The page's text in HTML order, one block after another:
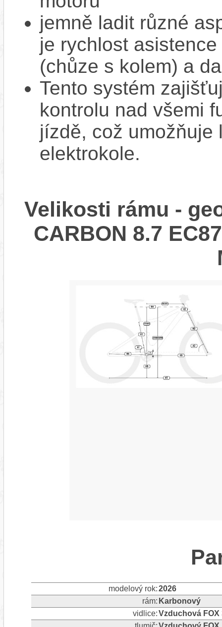
jemně ladit různé
je rychlost
(chůze s kolem) a
Tento systém
kontrolu nad všemi
jízdě, což
elektrokole.
Velikosti rámu -
CARBON 8.7
modelový rok:2026
rám: Karbonový
vidlice:Vzduchová FOX